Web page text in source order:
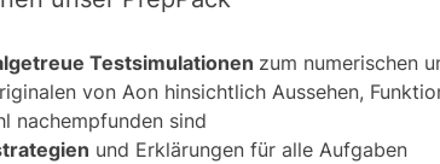
Testsimulationen zum numerischen
von Aon hinsichtlich Aussehen,
nachempfunden sind
und Erklärungen für alle Aufgaben